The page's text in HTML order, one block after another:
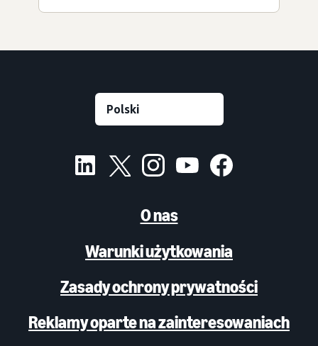
O nas
Warunki użytkowania
Zasady ochrony prywatności
Reklamy oparte na zainteresowaniach